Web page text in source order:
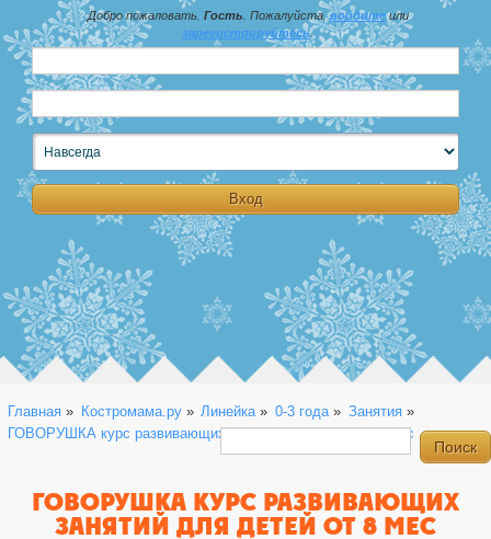
Добро пожаловать, Гость . Пожалуйста,войдитеили
зарегистрируйтесь.
Главная » Костромама.ру» Линейка » 0-3 года» Занятия»
ГОВОРУШКА курс развивающих занятий для детей от 8 мес
ГОВОРУШКА КУРС РАЗВИВАЮЩИХ
ЗАНЯТИЙ ДЛЯ ДЕТЕЙ ОТ 8 МЕС